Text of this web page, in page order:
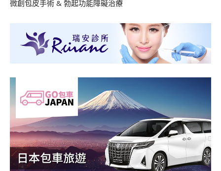
微創包皮手術 & 勃起功能障礙治療